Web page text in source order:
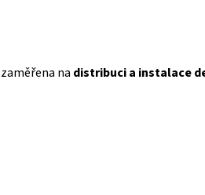
na distribuci a instalace